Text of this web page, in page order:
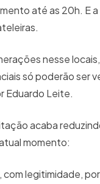
até as 20h. E
nesse
só poderão ser
Eduardo Leite.
acaba
momento:
com legitimidade,